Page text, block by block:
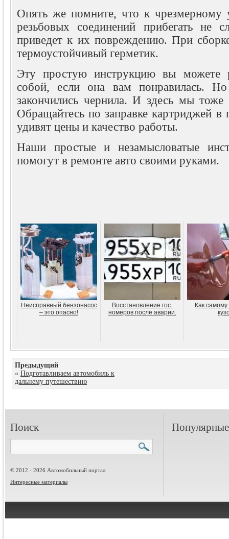
Опять же помните, что к чрезмерному
резьбовых соединений прибегать не
приведет к их повреждению. При
термоустойчивый герметик.
Эту простую инструкцию вы можете
собой, если она вам понравилась.
закончились чернила. И здесь мы
Обращайтесь по заправке картриджей в
удивят цены и качество работы.
Наши простые и незамысловатые
помогут в ремонте авто своими руками.
Неисправный бензонасос
– это опасно!
Восстановление гос.
номеров после аварии.
Как
Предыдущий
« Подготавливаем автомобиль к
дальнему путешествию
Поиск
© 2012 - 2026 Автомобильный портал
Интересные материалы
Популярные